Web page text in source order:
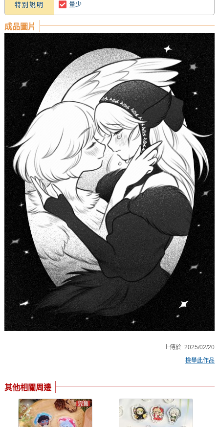
特別說明 量少
成品圖片
上傳於:2025/02/20
檢舉此作品
其他相關周邊